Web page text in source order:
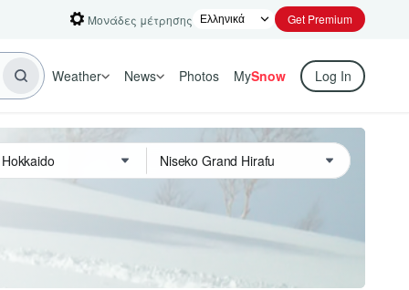
Μονάδες μέτρησης Get Premium
Weather News Photos MySnow Log In